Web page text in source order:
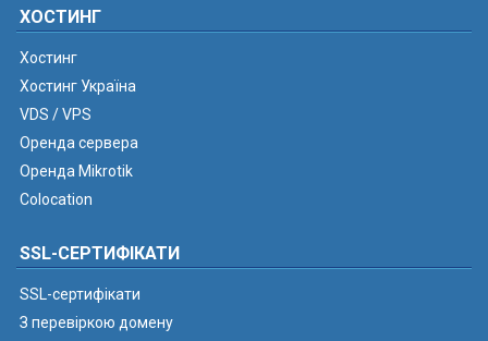
ХОСТИНГ
Хостинг
Хостинг Україна
VDS / VPS
Оренда сервера
Оренда Mikrotik
Colocation
SSL-СЕРТИФІКАТИ
SSL-сертифікати
З перевіркою домену